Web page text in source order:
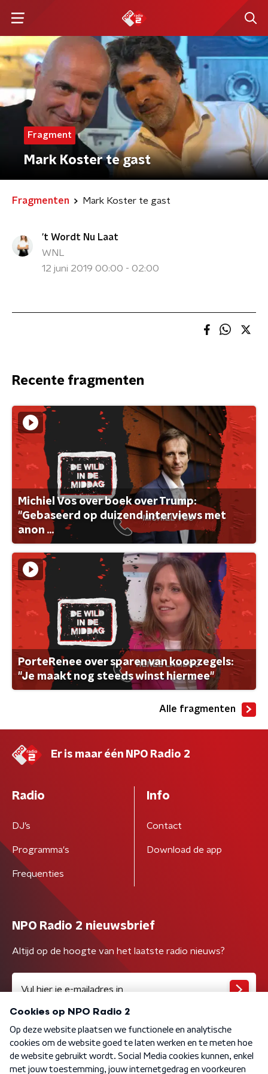
Fragment
Mark Koster te gast
Fragmenten Mark Koster te gast
't Wordt Nu Laat
WNL
12 juni 2019 00:00 - 02:00
Recente fragmenten
Michiel Vos over boek over Trump:
"Gebaseerd op duizend interviews met
anon ...
PorteRenee over sparen van koopzegels:
"Je maakt nog steeds winst hiermee"
Alle fragmenten
Er is maar één NPO Radio 2
Radio
DJ’s
Programma's
Frequenties
Info
Contact
Download de app
NPO Radio 2 nieuwsbrief
Altijd op de hoogte van het laatste radio nieuws?
Algemene voorwaarden